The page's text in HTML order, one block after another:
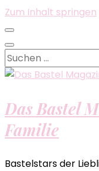
Zum Inhalt springen
Suchen
nach:
Das Bastel
Familie
Bastelstars der